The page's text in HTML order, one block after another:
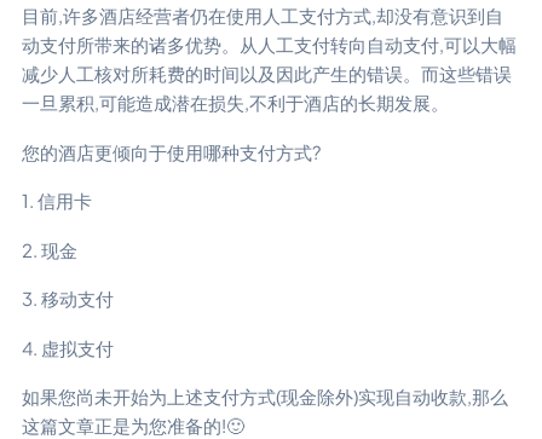
目前,许多酒店经营者仍在使用人工支付方式,却没有意识到自
动支付所带来的诸多优势。从人工支付转向自动支付,可以大幅
减少人工核对所耗费的时间以及因此产生的错误。而这些错误
一旦累积,可能造成潜在损失,不利于酒店的长期发展。
您的酒店更倾向于使用哪种支付方式?
1. 信用卡
2. 现金
3. 移动支付
4. 虚拟支付
如果您尚未开始为上述支付方式(现金除外)实现自动收款,那么
这篇文章正是为您准备的!🙂